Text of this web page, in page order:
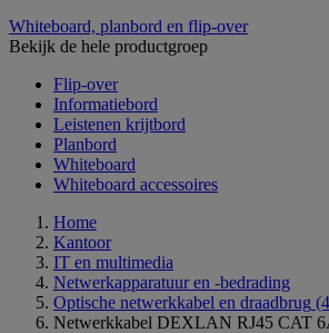
Whiteboard, planbord en flip-over
Bekijk de hele productgroep
Flip-over
Informatiebord
Leistenen krijtbord
Planbord
Whiteboard
Whiteboard accessoires
Home
Kantoor
IT en multimedia
Netwerkapparatuur en -bedrading
Optische netwerkkabel en draadbrug
Netwerkkabel DEXLAN RJ45 CAT